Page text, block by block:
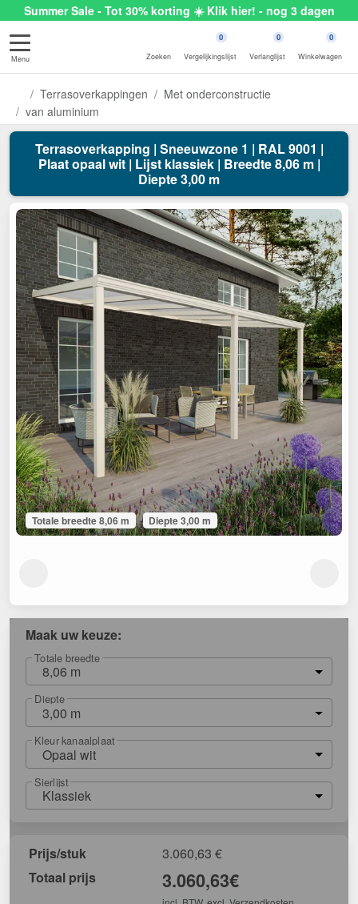
Summer Sale - Tot 30% korting ☀️ Klik hier! - nog 3 dagen
Menu Zoeken
0
Vergelijkingslijst
0
Verlanglijst
0
Winkelwagen
Terrasoverkappingen
Met onderconstructie
van aluminium
Terrasoverkapping | Sneeuwzone 1 | RAL 9001 |
Plaat opaal wit | Lijst klassiek | Breedte 8,06 m |
Diepte 3,00 m
Totale breedte 8,06 m Diepte 3,00 m
Maak uw keuze:
Totale breedte
8,06 m
Diepte
3,00 m
Kleur kanaalplaat
Opaal wit
Sierlijst
Klassiek
Prijs/stuk 3.060,63 €
Totaal prijs
3.060,63€